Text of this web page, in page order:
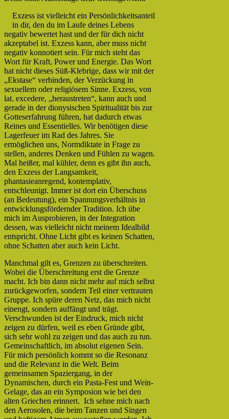
Exzess ist vielleicht ein Persönlichkeitsanteil
in dir, den du im Laufe deines Lebens
negativ bewertet hast und der für dich nicht
akzeptabel ist. Exzess kann, aber muss nicht
negativ konnotiert sein. Für mich steht das
Wort für Kraft, Power und Energie. Das Wort
hat nicht dieses Süß-Klebrige, dass wir mit der
„Ekstase“ verbinden, der Verzückung in
sexuellem oder religiösem Sinne. Exzess, von
lat. excedere, „heraustreten“, kann auch und
gerade in der dionysischen Spiritualität bis zur
Gotteserfahrung führen, hat dadurch etwas
Reines und Essentielles. Wir benötigen diese
Lagerfeuer im Rad des Jahres. Sie
ermöglichen uns, Normdiktate in Frage zu
stellen, anderes Denken und Fühlen zu wagen.
Mal heißer, mal kühler, denn es gibt ihn auch,
den Exzess der Langsamkeit,
phantasieanregend, kontemplativ,
entschleunigt. Immer ist dort ein Überschuss
(an Bedeutung), ein Spannungsverhältnis in
entwicklungsfördernder Tradition. Ich übe
mich im Ausprobieren, in der Integration
dessen, was vielleicht nicht meinem Idealbild
entspricht. Ohne Licht gibt es keinen Schatten,
ohne Schatten aber auch kein Licht.
Manchmal gilt es, Grenzen zu überschreiten.
Wobei die Überschreitung erst die Grenze
macht. Ich bin dann nicht mehr auf mich selbst
zurückgeworfen, sondern Teil einer vertrauten
Gruppe. Ich spüre deren Netz, das mich nicht
einengt, sondern auffängt und trägt.
Verschwunden ist der Eindruck, mich nicht
zeigen zu dürfen, weil es eben Gründe gibt,
sich sehr wohl zu zeigen und das auch zu tun.
Gemeinschaftlich, im absolut eigenen Sein.
Für mich persönlich kommt so die Resonanz
und die Relevanz in die Welt. Beim
gemeinsamen Spaziergang, in der
Dynamischen, durch ein Pasta-Fest und Wein-
Gelage, das an ein Symposion wie bei den
alten Griechen erinnert. Ich sehne mich nach
den Aerosolen, die beim Tanzen und Singen